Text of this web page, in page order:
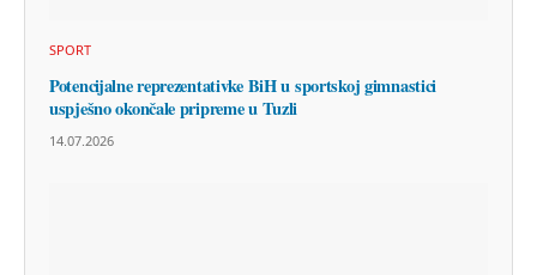
SPORT
Potencijalne reprezentativke BiH u sportskoj gimnastici
uspješno okončale pripreme u Tuzli
14.07.2026